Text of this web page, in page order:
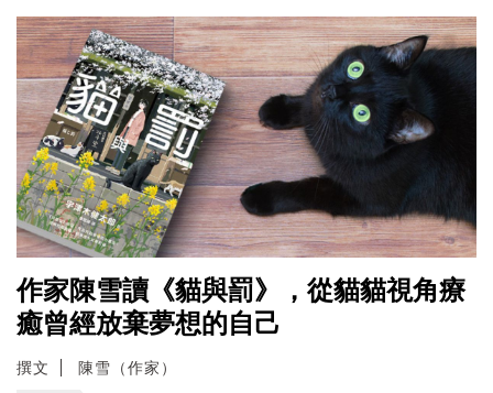
作家陳雪讀《貓與罰》，從貓貓視角療
癒曾經放棄夢想的自己
撰文 陳雪（作家）